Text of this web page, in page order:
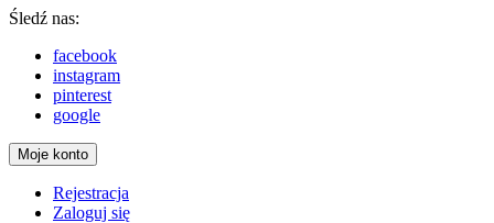
Śledź nas:
facebook
instagram
pinterest
google
Moje konto
Rejestracja
Zaloguj się